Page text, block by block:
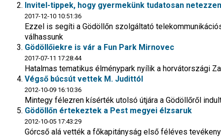
Invitel-tippek, hogy gyermekünk tudatosan netezzen
2017-12-10 10:51:36
Ezzel is segíti a Gödöllőn szolgáltató
válhassunk
Gödöllőiekre is vár a Fun Park Mirnovec
2017-07-11 17:28:44
Hatalmas tematikus élménypark nyílik a horvátországi
Végső búcsút vettek M. Judittól
2012-10-09 16:10:36
Mintegy félezren kísérték utolsó útjára a Gödöllőről
Gödöllőn értekeztek a Pest megyei élzsaruk
2012-10-05 17:43:29
Górcső alá vették a főkapitányság első féléves